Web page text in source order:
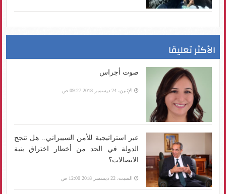
الأكثر تعليقا
صوت أجراس
الإثنين، 24 ديسمبر 2018 09:27 ص
عبر استراتيجية للأمن السيبراني.. هل تنجح
الدولة في الحد من أخطار اختراق بنية
الاتصالات؟
السبت، 22 ديسمبر 2018 12:00 ص